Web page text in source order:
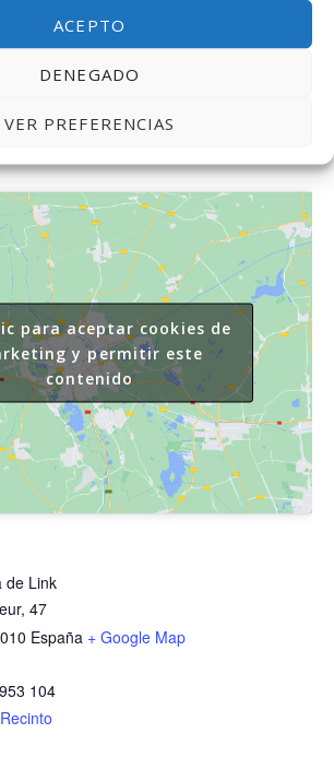
ACEPTO
DENEGADO
VER PREFERENCIAS
Carmen Herrera – Talent by
Rebs
carmenherrera@rebs-
de Link
47
España + Google Map
104
para aceptar cookies de
y permitir este
contenido